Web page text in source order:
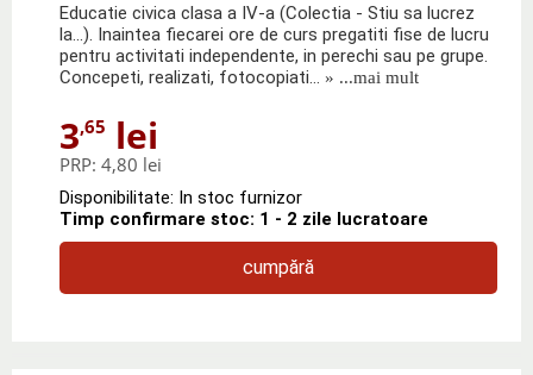
Educatie civica clasa a IV-a (Colectia - Stiu sa lucrez
la...). Inaintea fiecarei ore de curs pregatiti fise de lucru
pentru activitati independente, in perechi sau pe grupe.
Concepeti, realizati, fotocopiati…
» ...mai mult
3,65 lei
PRP: 4,80 lei
Disponibilitate: In stoc furnizor
Timp confirmare stoc: 1 - 2 zile lucratoare
cumpără